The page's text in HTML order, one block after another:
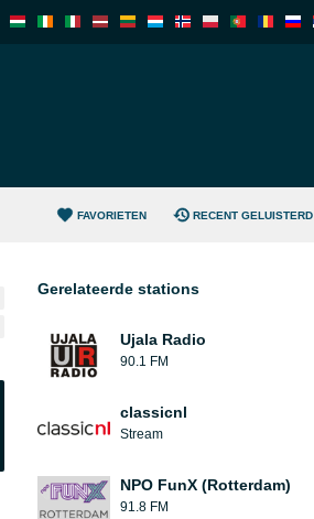
FAVORIETEN RECENT GELUISTERD
Gerelateerde stations
Ujala Radio
90.1 FM
classicnl
Stream
NPO FunX (Rotterdam)
91.8 FM